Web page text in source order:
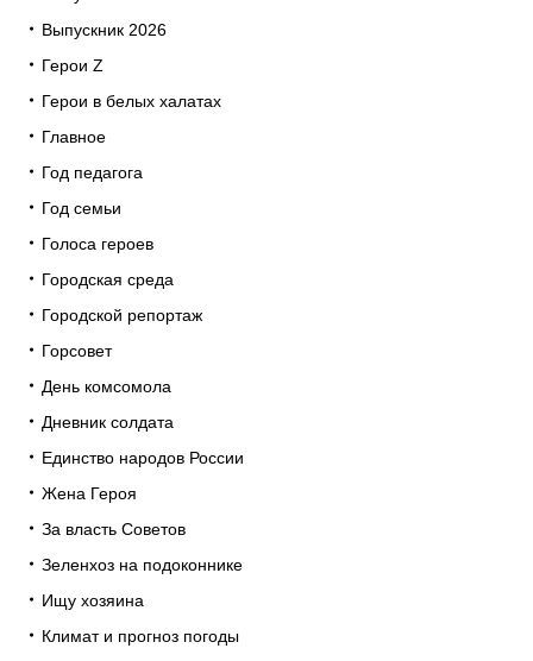
Выпускник 2026
Герои Z
Герои в белых халатах
Главное
Год педагога
Год семьи
Голоса героев
Городская среда
Городской репортаж
Горсовет
День комсомола
Дневник солдата
Единство народов России
Жена Героя
За власть Советов
Зеленхоз на подоконнике
Ищу хозяина
Климат и прогноз погоды